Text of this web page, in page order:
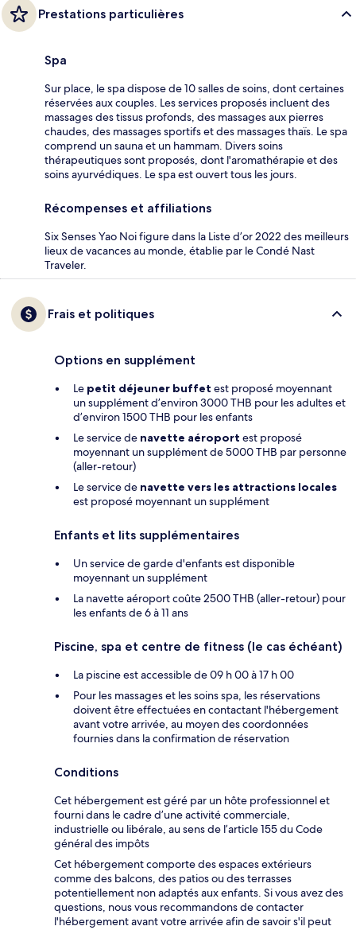
Prestations particulières
Spa
Sur place, le spa dispose de 10 salles de soins, dont certaines
réservées aux couples. Les services proposés incluent des
massages des tissus profonds, des massages aux pierres
chaudes, des massages sportifs et des massages thaïs. Le spa
comprend un sauna et un hammam. Divers soins
thérapeutiques sont proposés, dont l'aromathérapie et des
soins ayurvédiques. Le spa est ouvert tous les jours.
Récompenses et affiliations
Six Senses Yao Noi figure dans la Liste d’or 2022 des meilleurs
lieux de vacances au monde, établie par le Condé Nast
Traveler.
Frais et politiques
Options en supplément
Le petit déjeuner buffet est proposé moyennant
un supplément d’environ 3000 THB pour les adultes et
d’environ 1500 THB pour les enfants
Le service de navette aéroport est proposé
moyennant un supplément de 5000 THB par personne
(aller-retour)
Le service de navette vers les attractions locales
est proposé moyennant un supplément
Enfants et lits supplémentaires
Un service de garde d'enfants est disponible
moyennant un supplément
La navette aéroport coûte 2500 THB (aller-retour) pour
les enfants de 6 à 11 ans
Piscine, spa et centre de fitness (le cas échéant)
La piscine est accessible de 09 h 00 à 17 h 00
Pour les massages et les soins spa, les réservations
doivent être effectuées en contactant l'hébergement
avant votre arrivée, au moyen des coordonnées
fournies dans la confirmation de réservation
Conditions
Cet hébergement est géré par un hôte professionnel et
fourni dans le cadre d’une activité commerciale,
industrielle ou libérale, au sens de l’article 155 du Code
général des impôts
Cet hébergement comporte des espaces extérieurs
comme des balcons, des patios ou des terrasses
potentiellement non adaptés aux enfants. Si vous avez des
questions, nous vous recommandons de contacter
l'hébergement avant votre arrivée afin de savoir s'il peut